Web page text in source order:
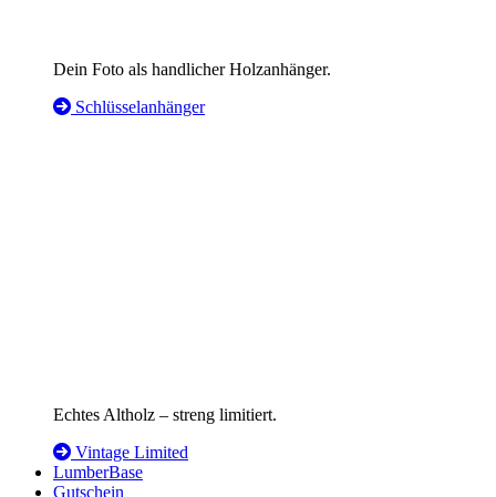
Dein Foto als handlicher Holzanhänger.
Schlüsselanhänger
Echtes Altholz – streng limitiert.
Vintage Limited
LumberBase
Gutschein